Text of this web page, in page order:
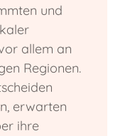
und
allem an
Regionen.
erwarten
ihre